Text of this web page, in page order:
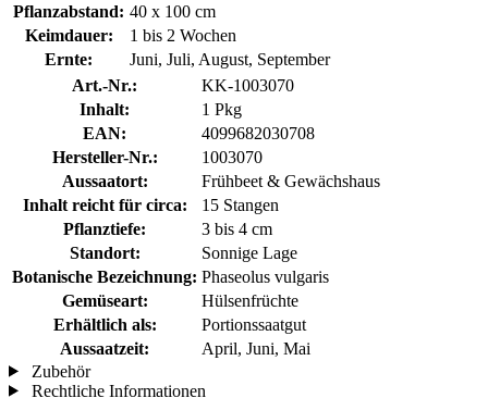
Pflanzabstand: 40 x 100 cm
Keimdauer:
1 bis 2 Wochen
Ernte:
Juni, Juli, August, September
Art.-Nr.:
KK-1003070
Inhalt:
1 Pkg
EAN:
4099682030708
Hersteller-Nr.:
1003070
Aussaatort:
Frühbeet & Gewächshaus
Inhalt reicht für circa:
15 Stangen
Pflanztiefe:
3 bis 4 cm
Standort:
Sonnige Lage
Botanische Bezeichnung: Phaseolus vulgaris
Gemüseart:
Hülsenfrüchte
Erhältlich als:
Portionssaatgut
Aussaatzeit:
April, Juni, Mai
Zubehör
Rechtliche Informationen